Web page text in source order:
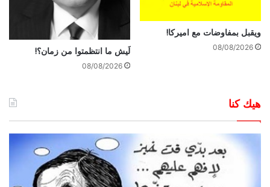
ويقبل بمفاوضات مع اميركا!
08/08/2026 لَيش ما انتظمتوا من زمان؟!
08/08/2026
هيك كنا